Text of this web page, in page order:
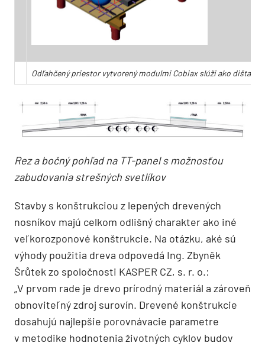
Odľahčený priestor vytvorený modulmi Cobiax slúži ako
Rez a bočný pohľad na TT-panel s možnosťou
zabudovania strešných svetlíkov
Stavby s konštrukciou z lepených drevených
nosníkov majú celkom odlišný charakter ako iné
veľkorozponové konštrukcie. Na otázku, aké sú
výhody použitia dreva odpovedá Ing. Zbyněk
Šrůtek zo spoločnosti KASPER CZ, s. r. o.:
„V prvom rade je drevo prírodný materiál a zároveň
obnoviteľný zdroj surovín. Drevené konštrukcie
dosahujú najlepšie porovnávacie parametre
v metodike hodnotenia životných cyklov budov